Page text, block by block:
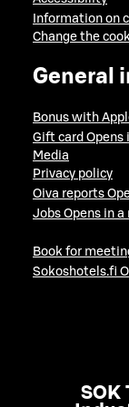
Information on
Change the
General
Bonus with
Gift card Opens
Media
Privacy policy
Oiva reports
Jobs Opens in
Book for
Sokoshotels.fi
SOK